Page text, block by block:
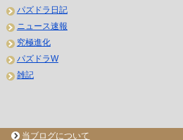
パズドラ日記
ニュース速報
究極進化
パズドラW
雑記
当ブログについて